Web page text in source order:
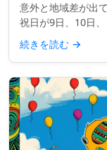
意外と地域差が出
祝日が9日、10日
しょうか？ クイッ
が9日あり...
続きを読む →